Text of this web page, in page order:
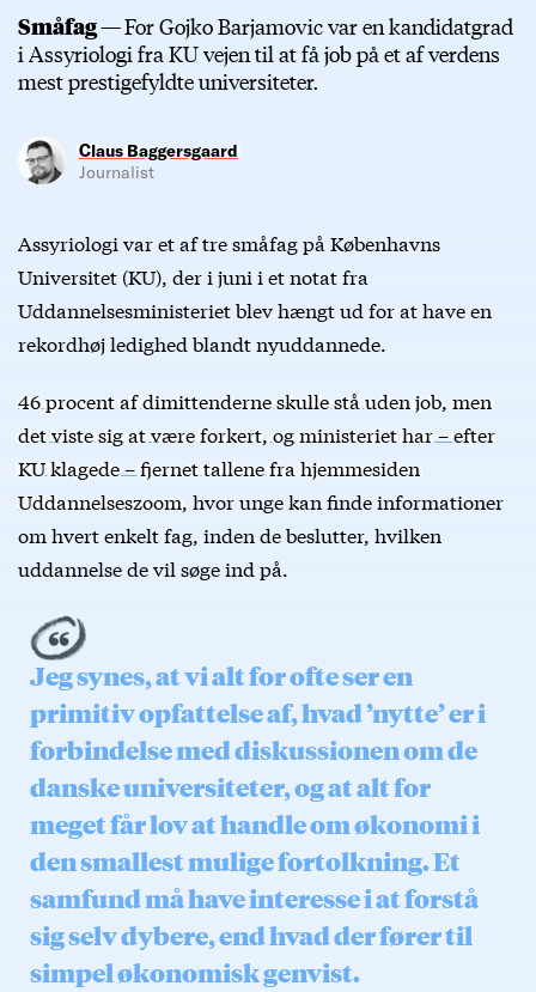
Småfag —For Gojko Barjamovic var en kandidatgrad
i Assyriologi fra KU vejen til at få job på et af verdens
mest prestigefyldte universiteter.
Claus Baggersgaard
Journalist
Assyriologi var et af tre småfag på Københavns
Universitet (KU), der i juni i et notat fra
Uddannelsesministeriet blev hængt ud for at have en
rekordhøj ledighed blandt nyuddannede.
46 procent af dimittenderne skulle stå uden job, men
det viste sig at være forkert, og ministeriet har – efter
KU klagede – fjernet tallene fra hjemmesiden
Uddannelseszoom, hvor unge kan finde informationer
om hvert enkelt fag, inden de beslutter, hvilken
uddannelse de vil søge ind på.
Jeg synes, at vi alt for ofte ser en
primitiv opfattelse af, hvad ’nytte’ er i
forbindelse med diskussionen om de
danske universiteter, og at alt for
meget får lov at handle om økonomi i
den smallest mulige fortolkning. Et
samfund må have interesse i at forstå
sig selv dybere, end hvad der fører til
simpel økonomisk genvist.